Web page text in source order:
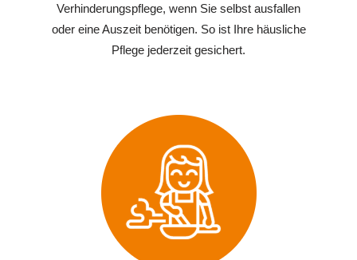
Verhinderungspflege, wenn Sie selbst ausfallen
oder eine Auszeit benötigen. So ist Ihre häusliche
Pflege jederzeit gesichert.